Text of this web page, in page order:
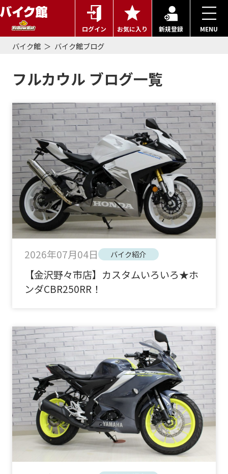
ログイン お気に入り 新規登録 MENU
バイク館 バイク館ブログ
フルカウル ブログ一覧
2026年07月04日 バイク紹介
【金沢野々市店】カスタムいろいろ★ホ
ンダCBR250RR！